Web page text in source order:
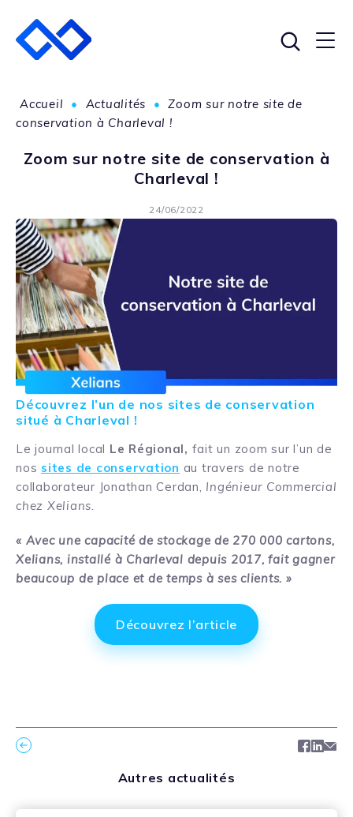
Accueil • Actualités • Zoom sur notre site de
conservation à Charleval !
Zoom sur notre site de conservation à
Charleval !
24/06/2022
Découvrez l’un de nos sites de conservation
situé à Charleval !
Le journal local Le Régional, fait un zoom sur l’un de
nos sites de conservation au travers de notre
collaborateur Jonathan Cerdan, Ingénieur Commercial
chez Xelians.
« Avec une capacité de stockage de 270 000 cartons,
Xelians, installé à Charleval depuis 2017, fait gagner
beaucoup de place et de temps à ses clients. »
Découvrez l’article
Autres actualités